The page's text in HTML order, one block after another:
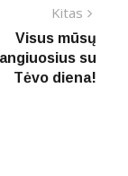
Kitas
Visus mūsų
su
Tėvo diena!